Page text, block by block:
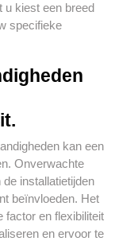
u kiest een breed
specifieke
kan een
Onverwachte
installatietijden
beïnvloeden. Het
factor en flexibiliteit
en ervoor te